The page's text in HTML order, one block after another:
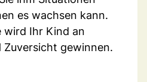
es wachsen kann.
wird Ihr Kind an
gewinnen.